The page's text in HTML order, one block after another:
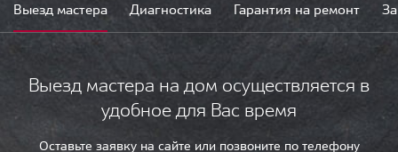
Выезд мастера Диагностика Гарантия на ремонт
Выезд мастера на дом осуществляется в
удобное для Вас время
Оставьте заявку на сайте или позвоните по телефону